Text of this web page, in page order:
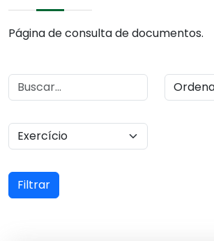
Página de consulta de documentos.
Filtrar